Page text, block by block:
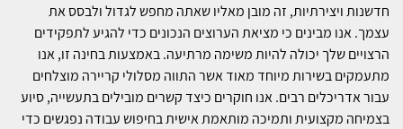
חדשנות ויצירתיות, זה מובן מאליו שאתה מחפש לגדול ולבסס את
עצמך. אנו מבינים כי מציאת הערוצים הנכונים כדי להגיע לתפקידים
הרצויים שלך יכולה להיות משימה מרתיעה. באמצעות בחינה זו, אנו
מתעמקים בשירות מיוחד מאוד אשר התווה מסלולי קריירה מוצלחים
עבור אדריכלים רבים. אנו חוקרים כיצד קשרים מובילים בתעשייה, סיוע
בצמיחה מקצועית ותמיכה מותאמת אישית בחיפוש עבודה נפגשים כדי